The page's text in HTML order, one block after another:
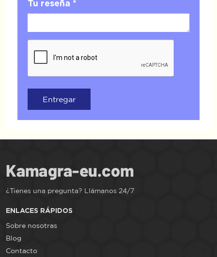
Tu reseña *
Entregar
¿Tienes una pregunta? Llámanos 24/7
ENLACES RÁPIDOS
Sobre nosotras
Blog
Contacto